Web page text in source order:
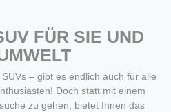
FÜR SIE UND
– gibt es endlich auch für alle
Doch statt mit einem
zu gehen, bietet Ihnen das